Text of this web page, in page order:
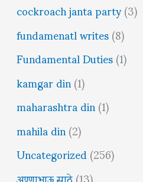
cockroach janta party(3)
fundamenatl writes(8)
Fundamental Duties(1)
kamgar din(1)
maharashtra din(1)
mahila din(2)
Uncategorized(256)